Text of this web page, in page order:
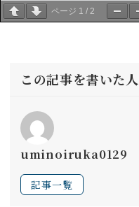
ページ 1 / 2
この記事を書いた人
uminoiruka0129
記事一覧